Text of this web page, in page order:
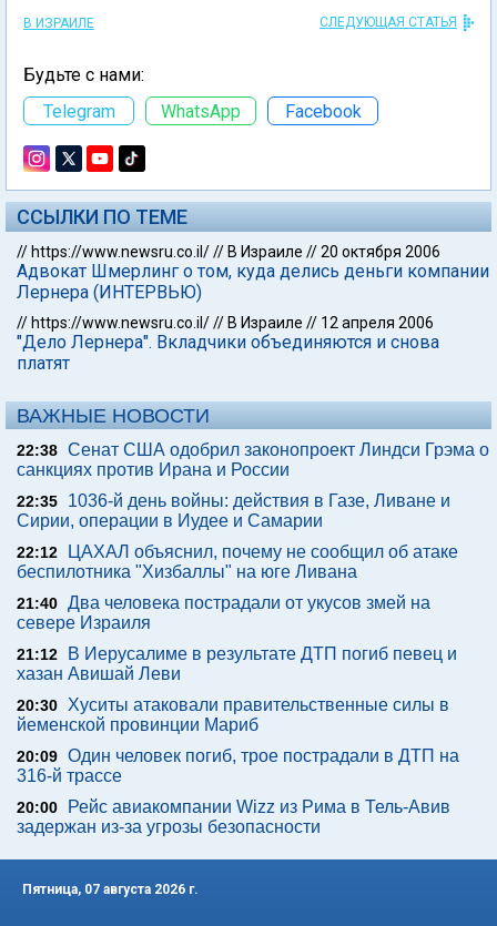
В ИЗРАИЛЕ СЛЕДУЮЩАЯ СТАТЬЯ
Будьте с нами:
Telegram
WhatsApp Facebook
ССЫЛКИ ПО ТЕМЕ
// https://www.newsru.co.il/// В Израиле //20 октября 2006
Адвокат Шмерлинг о том, куда делись деньги компании
Лернера (ИНТЕРВЬЮ)
// https://www.newsru.co.il/// В Израиле // 12 апреля 2006
"Дело Лернера". Вкладчики объединяются и снова
платят
ВАЖНЫЕ НОВОСТИ
22:38 Сенат США одобрил законопроект Линдси Грэма о
санкциях против Ирана и России
22:35
1036-й день войны: действия в Газе, Ливане и
Сирии, операции в Иудее и Самарии
22:12
ЦАХАЛ объяснил, почему не сообщил об атаке
беспилотника "Хизбаллы" на юге Ливана
21:40 Два человека пострадали от укусов змей на
севере Израиля
21:12
В Иерусалиме в результате ДТП погиб певец и
хазан Авишай Леви
20:30
Хуситы атаковали правительственные силы в
йеменской провинции Мариб
20:09 Один человек погиб, трое пострадали в ДТП на
316-й трассе
20:00
Рейс авиакомпании Wizz из Рима в Тель-Авив
задержан из-за угрозы безопасности
Пятница, 07 августа 2026 г.